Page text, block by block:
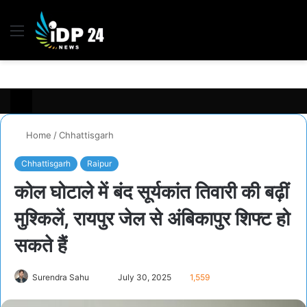
Menu
Home /Chhattisgarh
Chhattisgarh Raipur
कोल घोटाले में बंद सूर्यकांत तिवारी की बढ़ीं
मुश्किलें, रायपुर जेल से अंबिकापुर शिफ्ट हो
सकते हैं
Surendra Sahu July 30, 2025 1,559